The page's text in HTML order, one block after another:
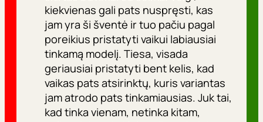
kiekvienas gali pats nuspręsti, kas
jam yra ši šventė ir tuo pačiu pagal
poreikius pristatyti vaikui labiausiai
tinkamą modelį. Tiesa, visada
geriausiai pristatyti bent kelis, kad
vaikas pats atsirinktų, kuris variantas
jam atrodo pats tinkamiausias. Juk tai,
kad tinka vienam, netinka kitam,